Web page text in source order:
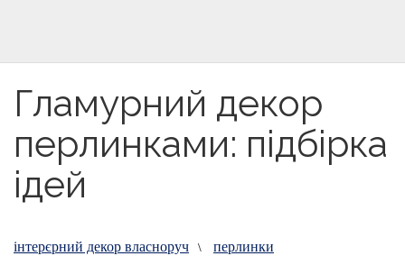
Гламурний декор
перлинками: підбірка
ідей
інтерєрний декор власноруч \ перлинки